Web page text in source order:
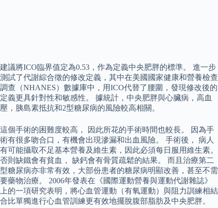
建議將ICO臨界值定為0.53，作為定義中央肥胖的標準。 進一步
測試了代謝綜合徵的修改定義，其中在美國國家健康和營養檢查
調查（NHANES）數據庫中，用ICO代替了腰圍，發現修改後的
定義更具針對性和敏感性。 據統計，中央肥胖與心臟病，高血
壓，胰島素抵抗和2型糖尿病的風險較高相關。
這個手術的困難度較高， 因此所花的手術時間也較長。 因為手
術有很多吻合口，有機會出現滲漏和出血風險。 手術後， 病人
有可能攝取不足基本營養及維生素，因此必須每日服用維生素。
否則缺鐵會有貧血， 缺鈣會有骨質疏鬆的結果。 而且治療第二
型糖尿病亦非常有效，大部份患者的糖尿病明顯改善，甚至不需
要藥物治療。 2006年發表在《國際運動營養與運動代謝雜誌》
上的一項研究表明，將心血管運動（有氧運動）與阻力訓練相結
合比單獨進行心血管訓練更有效地擺脫腹部脂肪及中央肥胖。